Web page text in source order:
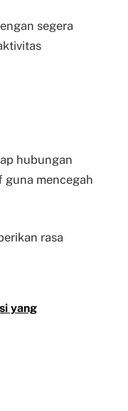
segera
hubungan
guna mencegah
rasa
yang